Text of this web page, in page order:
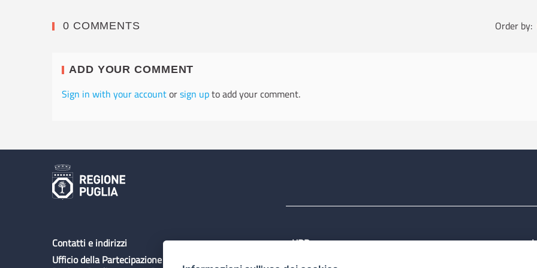
0 COMMENTS Order by:
ADD YOUR COMMENT
Sign in with your accountorsign upto add your comment.
Contatti e indirizzi
Ufficio della Partecipazione
URP